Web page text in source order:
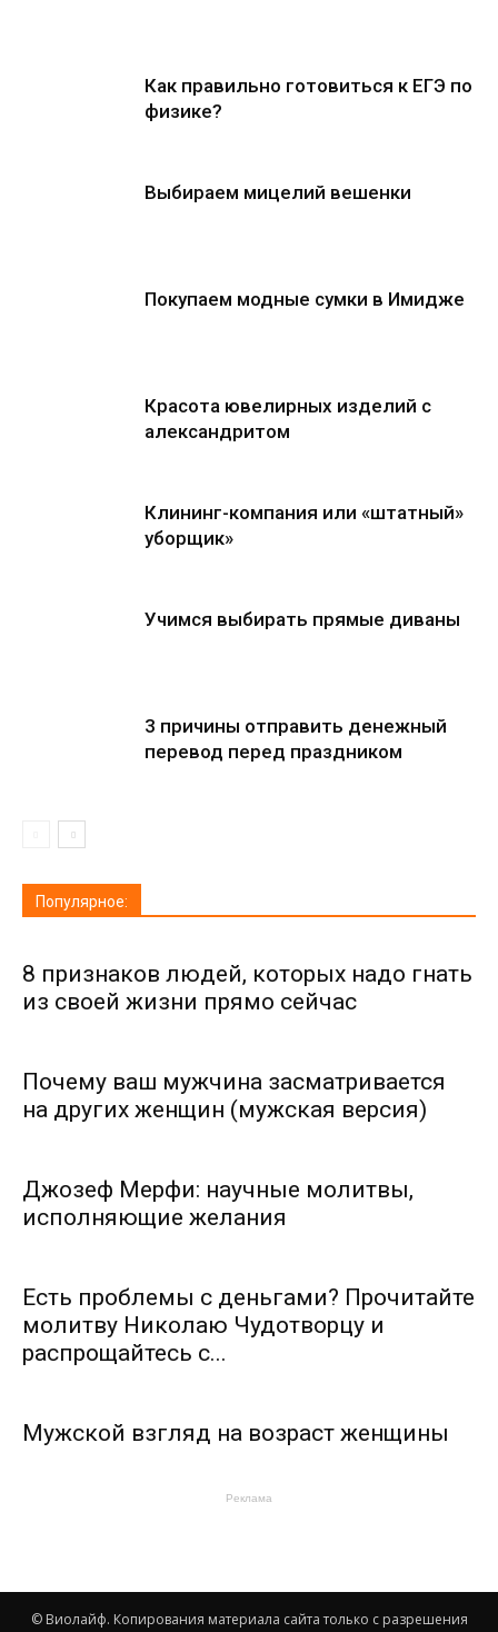
Как правильно готовиться к ЕГЭ по
физике?
Выбираем мицелий вешенки
Покупаем модные сумки в Имидже
Красота ювелирных изделий с
александритом
Клининг-компания или «штатный»
уборщик»
Учимся выбирать прямые диваны
3 причины отправить денежный
перевод перед праздником
Популярное:
8 признаков людей, которых надо гнать
из своей жизни прямо сейчас
Почему ваш мужчина засматривается
на других женщин (мужская версия)
Джозеф Мерфи: научные молитвы,
исполняющие желания
Есть проблемы с деньгами? Прочитайте
молитву Николаю Чудотворцу и
распрощайтесь с...
Мужской взгляд на возраст женщины
Реклама
© Виолайф. Копирования материала сайта только с разрешения